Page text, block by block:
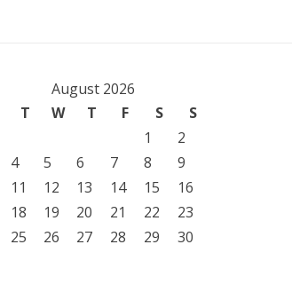
August 2026
T W T F S
S
1
2
4 5 6 7 8
9
11 12 13 14 15
16
18 19 20 21 22
23
25 26 27 28 29
30